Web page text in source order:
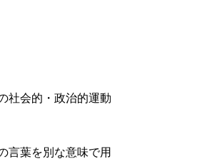
社会的・政治的運動
言葉を別な意味で用